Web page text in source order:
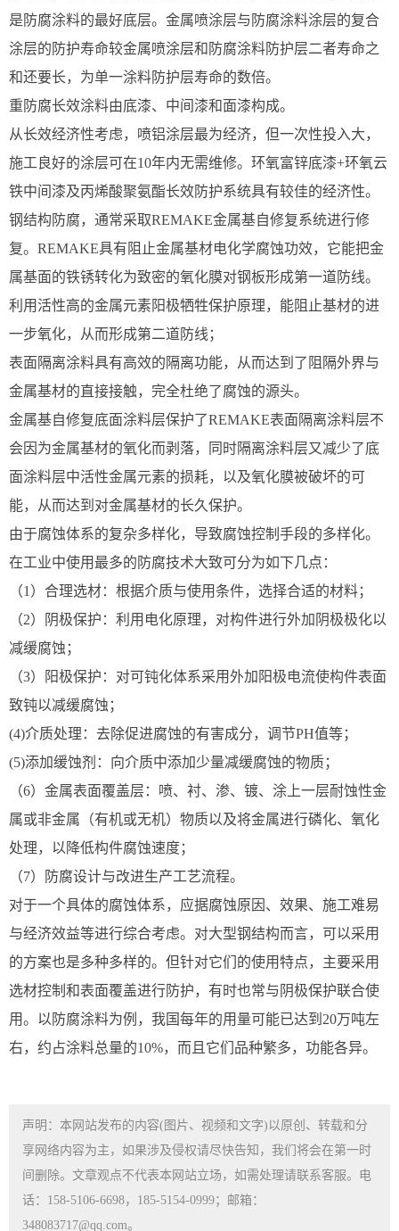
是防腐涂料的最好底层。金属喷涂层与防腐涂料涂层的复合
涂层的防护寿命较金属喷涂层和防腐涂料防护层二者寿命之
和还要长，为单一涂料防护层寿命的数倍。
重防腐长效涂料由底漆、中间漆和面漆构成。
从长效经济性考虑，喷铝涂层最为经济，但一次性投入大，
施工良好的涂层可在10年内无需维修。环氧富锌底漆+环氧云
铁中间漆及丙烯酸聚氨酯长效防护系统具有较佳的经济性。
钢结构防腐，通常采取REMAKE金属基自修复系统进行修
复。REMAKE具有阻止金属基材电化学腐蚀功效，它能把金
属基面的铁锈转化为致密的氧化膜对钢板形成第一道防线。
利用活性高的金属元素阳极牺牲保护原理，能阻止基材的进
一步氧化，从而形成第二道防线；
表面隔离涂料具有高效的隔离功能，从而达到了阻隔外界与
金属基材的直接接触，完全杜绝了腐蚀的源头。
金属基自修复底面涂料层保护了REMAKE表面隔离涂料层不
会因为金属基材的氧化而剥落，同时隔离涂料层又减少了底
面涂料层中活性金属元素的损耗，以及氧化膜被破坏的可
能，从而达到对金属基材的长久保护。
由于腐蚀体系的复杂多样化，导致腐蚀控制手段的多样化。
在工业中使用最多的防腐技术大致可分为如下几点：
（1）合理选材：根据介质与使用条件，选择合适的材料；
（2）阴极保护：利用电化原理，对构件进行外加阴极极化以
减缓腐蚀；
（3）阳极保护：对可钝化体系采用外加阳极电流使构件表面
致钝以减缓腐蚀；
(4)介质处理：去除促进腐蚀的有害成分，调节PH值等；
(5)添加缓蚀剂：向介质中添加少量减缓腐蚀的物质；
（6）金属表面覆盖层：喷、衬、渗、镀、涂上一层耐蚀性金
属或非金属（有机或无机）物质以及将金属进行磷化、氧化
处理，以降低构件腐蚀速度；
（7）防腐设计与改进生产工艺流程。
对于一个具体的腐蚀体系，应据腐蚀原因、效果、施工难易
与经济效益等进行综合考虑。对大型钢结构而言，可以采用
的方案也是多种多样的。但针对它们的使用特点，主要采用
选材控制和表面覆盖进行防护，有时也常与阴极保护联合使
用。以防腐涂料为例，我国每年的用量可能已达到20万吨左
右，约占涂料总量的10%，而且它们品种繁多，功能各异。
声明：本网站发布的内容(图片、视频和文字)以原创、转载和分
享网络内容为主，如果涉及侵权请尽快告知，我们将会在第一时
间删除。文章观点不代表本网站立场，如需处理请联系客服。电
话：158-5106-6698，185-5154-0999；邮箱：
348083717@qq.com。